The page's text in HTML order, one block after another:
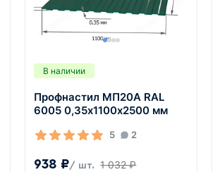
В наличии
Профнастил МП20А RAL
6005 0,35х1100х2500 мм
5 2
938 ₽/ шт. 1 032 ₽